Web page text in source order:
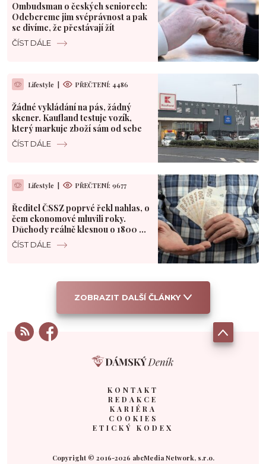
Ombudsman o českých seniorech:
Odebereme jim svéprávnost a pak
se divíme, že přestávají žít
ČÍST DÁLE
Lifestyle | PŘEČTENÍ: 4486
Žádné vykládání na pás, žádný
skener. Kaufland testuje vozík,
který markuje zboží sám od sebe
ČÍST DÁLE
Lifestyle | PŘEČTENÍ: 9677
Ředitel ČSSZ poprvé řekl nahlas, o
čem ekonomové mluvili roky.
Důchody reálně klesnou o 1800 Kč
měsíčně
ČÍST DÁLE
ZOBRAZIT DALŠÍ ČLÁNKY
KONTAKT
REDAKCE
KARIÉRA
COOKIES
ETICKÝ KODEX
Copyright © 2016-2026 abcMedia Network, s.r.o.